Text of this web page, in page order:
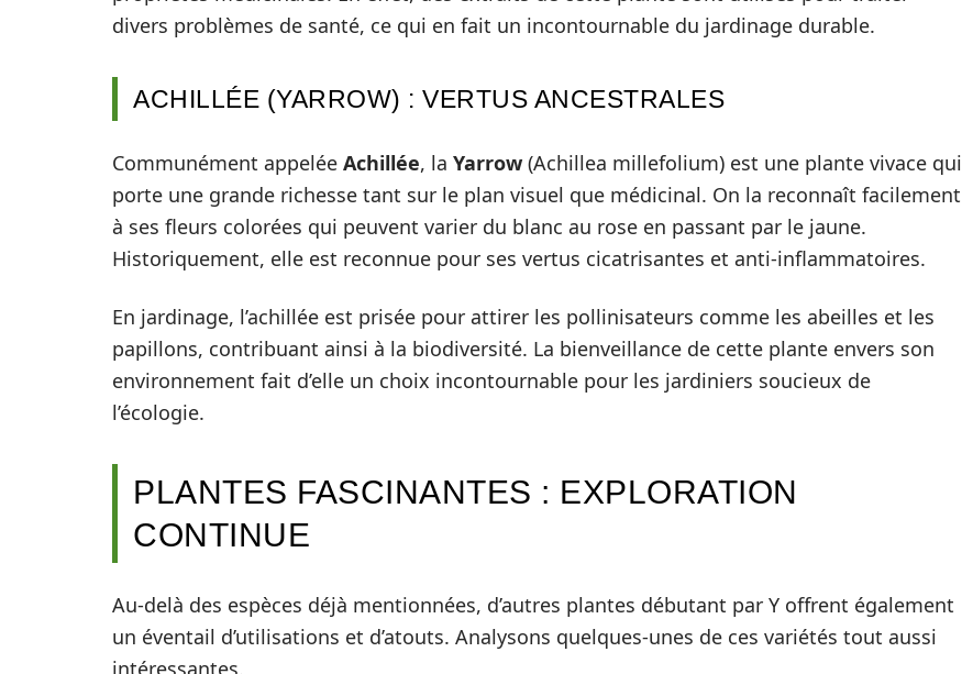
divers problèmes de santé, ce qui en fait un incontournable du jardinage durable.
ACHILLÉE (YARROW) : VERTUS ANCESTRALES
Communément appelée Achillée, la Yarrow (Achillea millefolium) est une plante vivace qui
porte une grande richesse tant sur le plan visuel que médicinal. On la reconnaît facilement
à ses fleurs colorées qui peuvent varier du blanc au rose en passant par le jaune.
Historiquement, elle est reconnue pour ses vertus cicatrisantes et anti-inflammatoires.
En jardinage, l’achillée est prisée pour attirer les pollinisateurs comme les abeilles et les
papillons, contribuant ainsi à la biodiversité. La bienveillance de cette plante envers son
environnement fait d’elle un choix incontournable pour les jardiniers soucieux de
l’écologie.
PLANTES FASCINANTES : EXPLORATION
CONTINUE
Au-delà des espèces déjà mentionnées, d’autres plantes débutant par Y offrent également
un éventail d’utilisations et d’atouts. Analysons quelques-unes de ces variétés tout aussi